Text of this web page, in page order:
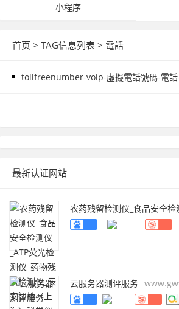
小程序
首页 > TAG信息列表 > 電話
tollfreenumber-voip-虛擬電話號碼-電
最新认证网站
农药残留检测仪_食品安全检
物残留检测仪_辰安智检（上
云服务器测评服务